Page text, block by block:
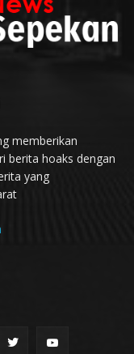
memberikan
berita hoaks dengan
yang